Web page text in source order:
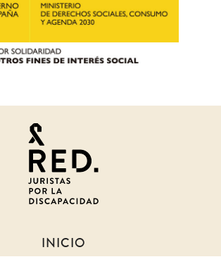
discapacidad
INICIO
SOBRE NOSOTROS